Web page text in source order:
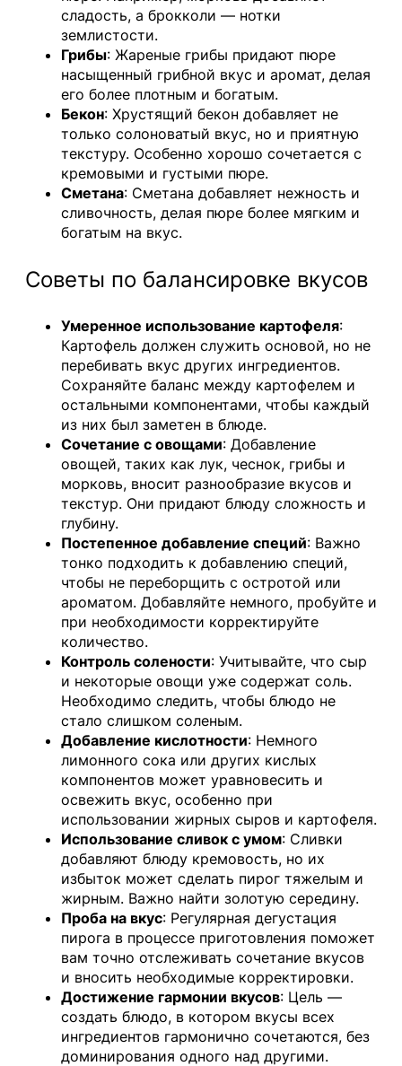
сладость, а брокколи — нотки
землистости.
Грибы: Жареные грибы придают пюре
насыщенный грибной вкус и аромат, делая
его более плотным и богатым.
Бекон: Хрустящий бекон добавляет не
только солоноватый вкус, но и приятную
текстуру. Особенно хорошо сочетается с
кремовыми и густыми пюре.
Сметана: Сметана добавляет нежность и
сливочность, делая пюре более мягким и
богатым на вкус.
Советы по балансировке вкусов
Умеренное использование картофеля:
Картофель должен служить основой, но не
перебивать вкус других ингредиентов.
Сохраняйте баланс между картофелем и
остальными компонентами, чтобы каждый
из них был заметен в блюде.
Сочетание с овощами: Добавление
овощей, таких как лук, чеснок, грибы и
морковь, вносит разнообразие вкусов и
текстур. Они придают блюду сложность и
глубину.
Постепенное добавление специй: Важно
тонко подходить к добавлению специй,
чтобы не переборщить с остротой или
ароматом. Добавляйте немного, пробуйте и
при необходимости корректируйте
количество.
Контроль солености: Учитывайте, что сыр
и некоторые овощи уже содержат соль.
Необходимо следить, чтобы блюдо не
стало слишком соленым.
Добавление кислотности: Немного
лимонного сока или других кислых
компонентов может уравновесить и
освежить вкус, особенно при
использовании жирных сыров и картофеля.
Использование сливок с умом: Сливки
добавляют блюду кремовость, но их
избыток может сделать пирог тяжелым и
жирным. Важно найти золотую середину.
Проба на вкус: Регулярная дегустация
пирога в процессе приготовления поможет
вам точно отслеживать сочетание вкусов
и вносить необходимые корректировки.
Достижение гармонии вкусов: Цель —
создать блюдо, в котором вкусы всех
ингредиентов гармонично сочетаются, без
доминирования одного над другими.